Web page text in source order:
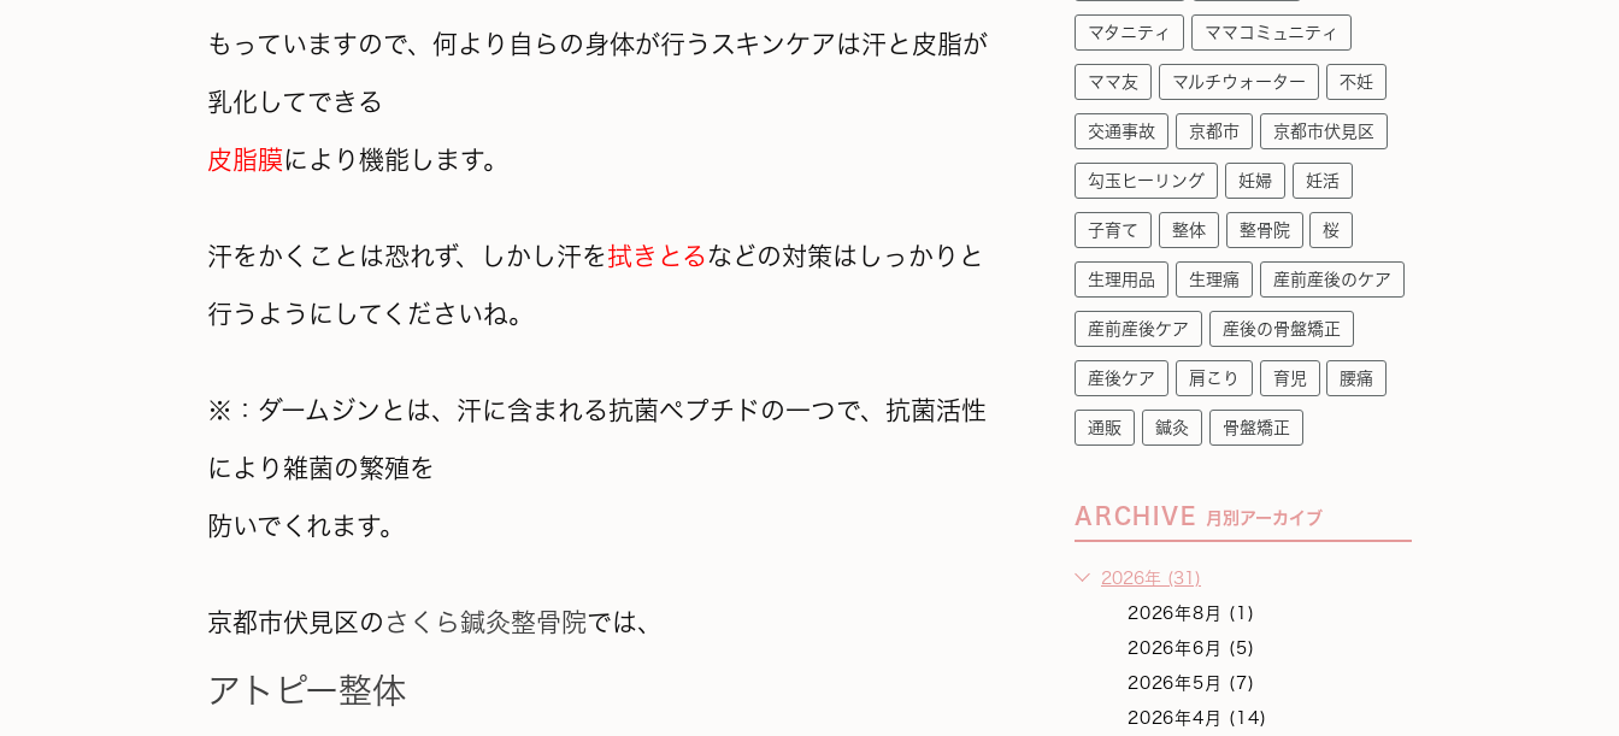
もっていますので、何より自らの身体が行うスキンケアは汗と皮脂が
乳化してできる
皮脂膜により機能します。
汗をかくことは恐れず、しかし汗を拭きとるなどの対策はしっかりと
行うようにしてくださいね。
※：ダームジンとは、汗に含まれる抗菌ペプチドの一つで、抗菌活性
により雑菌の繁殖を
防いでくれます。
京都市伏見区の さくら鍼灸整骨院では、
アトピー整体
マタニティ ママコミュニティ
ママ友 マルチウォーター 不妊
交通事故 京都市 京都市伏見区
勾玉ヒーリング 妊婦 妊活
子育て 整体 整骨院 桜
生理用品 生理痛 産前産後のケア
産前産後ケア 産後の骨盤矯正
産後ケア 肩こり 育児 腰痛
通販 鍼灸 骨盤矯正
ARCHIVE 月別アーカイブ
2026年 (31)
2026年8月 (1)
2026年6月 (5)
2026年5月 (7)
2026年4月 (14)